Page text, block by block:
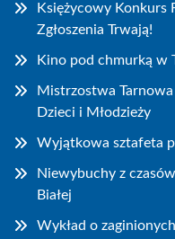
Księżycowy Konkurs
Zgłoszenia Trwają!
Kino pod chmurką w
Mistrzostwa
Dzieci i Młodzieży
Wyjątkowa sztafeta
Niewybuchy z
Białej
Wykład o